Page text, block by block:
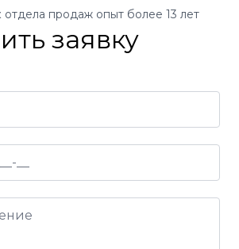
отдела продаж опыт более 13 лет
заявку